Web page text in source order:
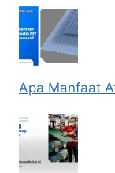
Apa Manfaat